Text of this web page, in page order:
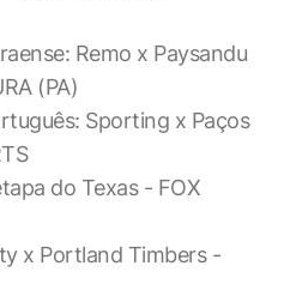
Remo x Paysandu
(PA)
Sporting x Paços
do Texas - FOX
x Portland Timbers -